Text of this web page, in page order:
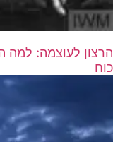
הרצון לעוצמה: למה
כוח